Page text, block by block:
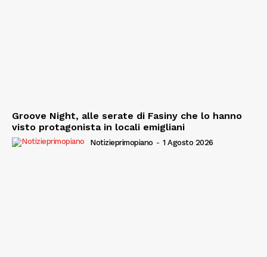
Groove Night, alle serate di Fasiny che lo hanno
visto protagonista in locali emigliani
Notizieprimopiano - 1 Agosto 2026